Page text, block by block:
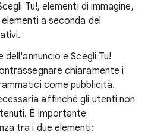
Tu!, elementi di immagine,
a seconda del
e Scegli Tu!
chiaramente i
come pubblicità.
affinché gli utenti non
È importante
tra i due elementi: